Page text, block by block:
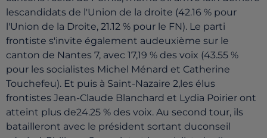
lescandidats de l'Union de la droite (42.16 % pour
l'Union de la Droite, 21.12 % pour le FN). Le parti
frontiste s'invite également audeuxième sur le
canton de Nantes 7, avec 17,19 % des voix (43.55 %
pour les socialistes Michel Ménard et Catherine
Touchefeu). Et puis à Saint-Nazaire 2,les élus
frontistes Jean-Claude Blanchard et Lydia Poirier ont
atteint plus de24.25 % des voix. Au second tour, ils
batailleront avec le président sortant duconseil